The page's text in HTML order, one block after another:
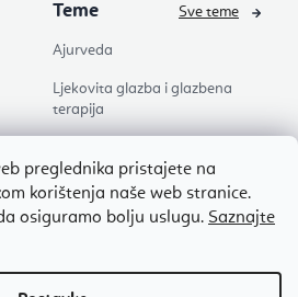
preglednika pristajete na
korištenja naše web stranice.
osiguramo bolju uslugu. Saznajte
Teme
Ajurveda
Ljekovita glazba i glazbena
terapija
Pilates
Zen
Sve teme